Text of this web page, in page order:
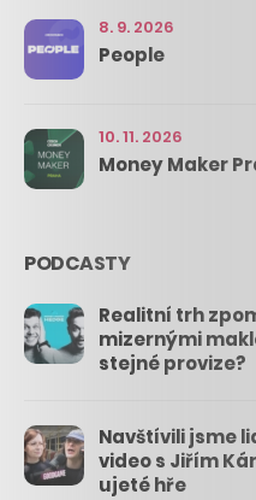
8. 9. 2026
People
10. 11. 2026
Money Maker
PODCASTY
Realitní trh
mizernými
stejné provize?
Navštívili jsme
video s Jiřím
ujeté hře